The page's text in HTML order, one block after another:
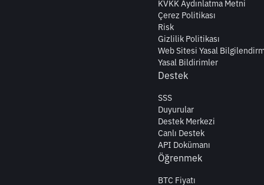
KVKK Aydınlatma Metni
Çerez Politikası
Risk
Gizlilik Politikası
Web Sitesi Yasal
Yasal Bildirimler
Destek
SSS
Duyurular
Destek Merkezi
Canlı Destek
API Dokümanı
Öğrenmek
BTC Fiyatı